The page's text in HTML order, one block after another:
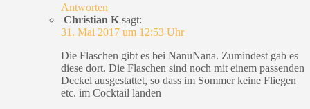
Antworten
Christian K sagt:
31. Mai 2017 um 12:53 Uhr
Die Flaschen gibt es bei NanuNana. Zumindest gab es
diese dort. Die Flaschen sind noch mit einem passenden
Deckel ausgestattet, so dass im Sommer keine Fliegen
etc. im Cocktail landen